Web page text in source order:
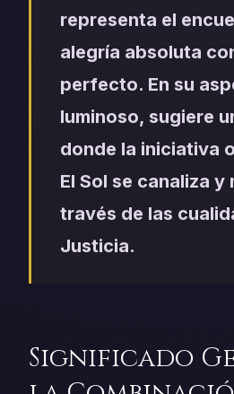
representa el
alegría absoluta
perfecto. En su
luminoso, sugiere
donde la iniciativa
El Sol se canaliza y
través de las
Justicia.
Significado